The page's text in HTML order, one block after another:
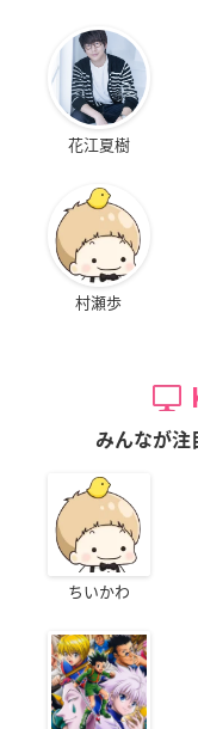
花江夏樹
村瀬歩
みんなが注
ちいかわ